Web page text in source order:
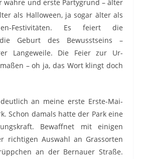
wahre und erste Partygrund – älter
als Halloween, ja sogar älter als
Festivitäten. Es feiert die
die Geburt des Bewusstseins –
Langeweile. Die Feier zur Ur-
– oh ja, das Wort klingt doch
an meine erste Erste-Mai-
Schon damals hatte der Park eine
Bewaffnet mit einigen
richtigen Auswahl an Grassorten
an der Bernauer Straße.